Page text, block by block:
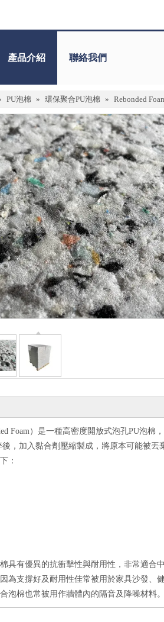
產品介紹 聯絡我們
PU泡棉 » 環保聚合PU泡棉 » Rebonded
Foam）是一種高密度開放式泡孔PU泡
後，加入黏合劑壓縮製成，將原本可能被
：
具有優異的抗衝擊性與耐用性，非常適合
為支撐好及耐用性佳常被用於家具沙發、
泡棉也常被用作牆體內的隔音及降噪材料。